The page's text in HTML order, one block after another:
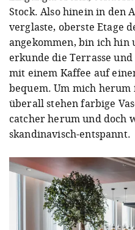
Stock. Also hinein in den
verglaste, oberste Etage
angekommen, bin ich hin
erkunde die Terrasse
mit einem Kaffee auf
bequem. Um mich
überall stehen farbige
catcher herum und doch
skandinavisch-entspannt.